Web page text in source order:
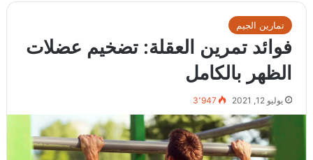
تمارين الجيم
فوائد تمرين العقلة: تضخيم عضلات
الظهر بالكامل
يوليو 12, 2021 3٬947